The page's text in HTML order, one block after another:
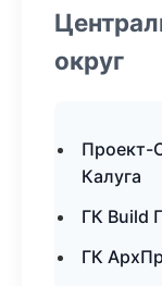
округ
Проект-
Калуга
ГК Build
ГК